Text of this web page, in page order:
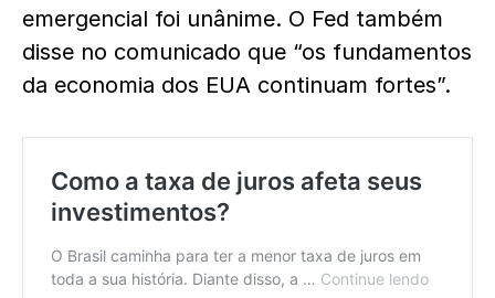
emergencial foi unânime. O Fed também
disse no comunicado que “os fundamentos
da economia dos EUA continuam fortes”.